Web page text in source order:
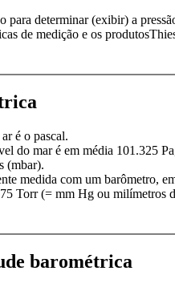
para determinar (exibir) a
de medição e os
é o pascal.
do mar é em média 101.325
(mbar).
medida com um barômetro,
Torr (= mm Hg ou milímetros
barométrica